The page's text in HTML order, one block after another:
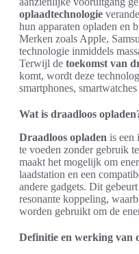
oplaadtechnologie
hun apparaten opladen en
Merken zoals Apple,
technologie inmiddels
Terwijl de toekomst van
komt, wordt deze
smartphones,
Wat is draadloos
Draadloos opladen is een
te voeden zonder gebruik
maakt het mogelijk om
laadstation en een
andere gadgets. Dit
resonante koppeling,
worden gebruikt om de
Definitie en werking van